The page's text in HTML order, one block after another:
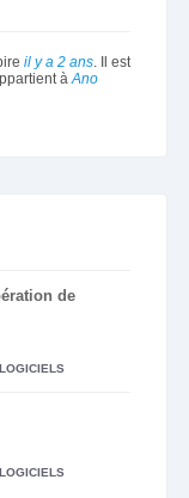
il y a 2 ans. Il est
àAno
de